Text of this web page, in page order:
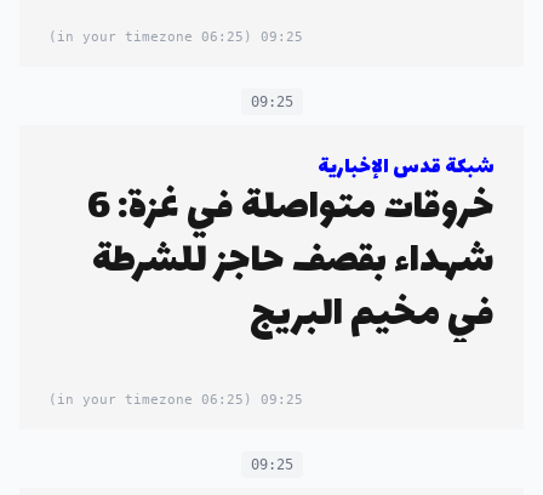
09:25
(06:25 in your timezone)
09:25
شبكة قدس الإخبارية
خروقات متواصلة في غزة: 6
شهداء بقصف حاجز للشرطة
في مخيم البريج
09:25
(06:25 in your timezone)
09:25